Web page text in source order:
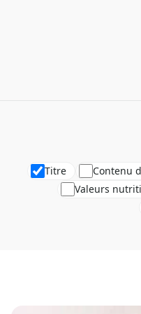
Titre Contenu
Valeurs